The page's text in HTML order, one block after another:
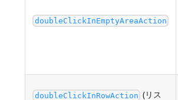
doubleClickInEmptyAreaAction
doubleClickInRowAction (リス